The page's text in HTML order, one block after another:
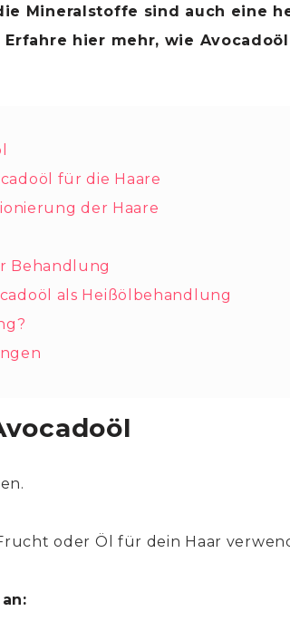
Mineralstoffe sind auch eine
Erfahre hier mehr, wie
für die Haare
der Haare
Behandlung
als Heißölbehandlung
oder Öl für dein Haar